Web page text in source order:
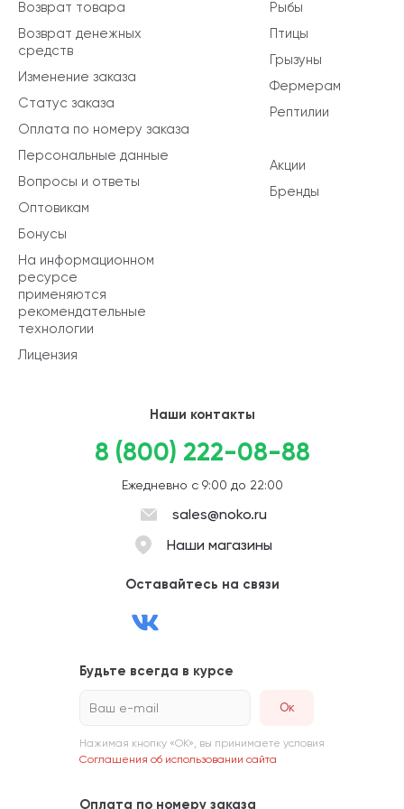
Рыбы
Птицы
Грызуны
Фермерам
Рептилии
Акции
Бренды
Возврат товара
Возврат денежных
средств
Изменение заказа
Статус заказа
Оплата по номеру заказа
Персональные данные
Вопросы и ответы
Оптовикам
Бонусы
На информационном
ресурсе
применяются
рекомендательные
технологии
Лицензия
Наши контакты
8 (800) 222-08-88
Ежедневно с 9:00 до 22:00
sales@noko.ru
Наши магазины
Оставайтесь на связи
Будьте всегда в курсе
Ваш e-mail
Нажимая кнопку «ОК», вы принимаете условия
Соглашения об использовании сайта
Оплата по номеру заказа